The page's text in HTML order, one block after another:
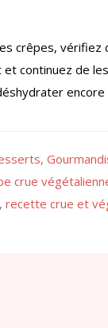
crêpes, vérifiez
continuez de
,
crue
, recette crue et